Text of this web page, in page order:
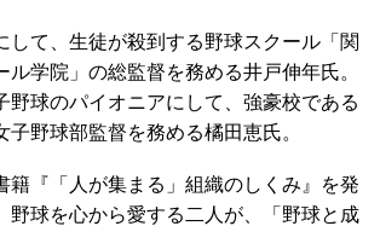
して、生徒が殺到する野球スクール「関
ル学院」の総監督を務める井戸伸年氏。
野球のパイオニアにして、強豪校である
子野球部監督を務める橘田恵氏。
籍『「人が集まる」組織のしくみ』を発
野球を心から愛する二人が、「野球と成